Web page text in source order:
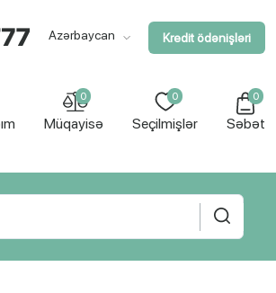
Azərbaycan Kredit ödənişləri
0
Müqayisə
0
Seçilmişlər
0
Səbət